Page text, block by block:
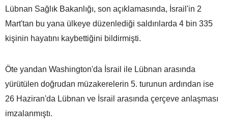
Lübnan Sağlık Bakanlığı, son açıklamasında, İsrail'in 2
Mart'tan bu yana ülkeye düzenlediği saldırılarda 4 bin 335
kişinin hayatını kaybettiğini bildirmişti.
Öte yandan Washington'da İsrail ile Lübnan arasında
yürütülen doğrudan müzakerelerin 5. turunun ardından ise
26 Haziran'da Lübnan ve İsrail arasında çerçeve anlaşması
imzalanmıştı.